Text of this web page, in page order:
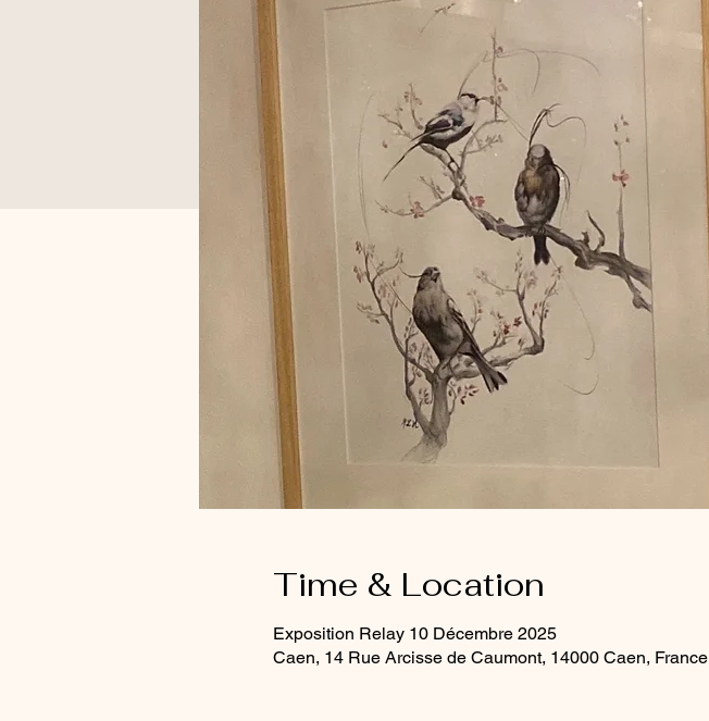
Time & Location
Exposition Relay 10 Décembre 2025
Caen, 14 Rue Arcisse de Caumont, 14000 Caen, France